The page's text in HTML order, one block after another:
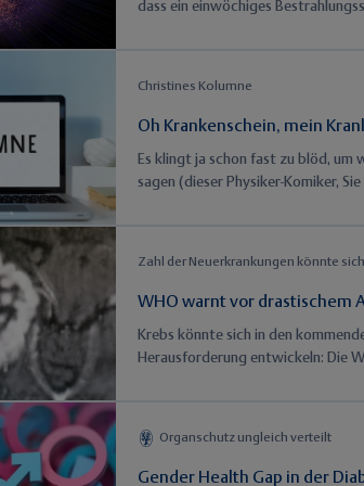
dass ein einwöchiges
Christines Kolumne
Oh Krankenschein, mein
Es klingt ja schon fast zu blöd, um
sagen (dieser Physiker-Komiker,
Zahl der Neuerkrankungen könnte
WHO warnt vor drastischem
Krebs könnte sich in den
Herausforderung entwickeln: Die
Bewegungsmangel in den Fokus.
Unterschiede bei Früherkennung,
Organschutz ungleich verteilt
Gender Health Gap in der